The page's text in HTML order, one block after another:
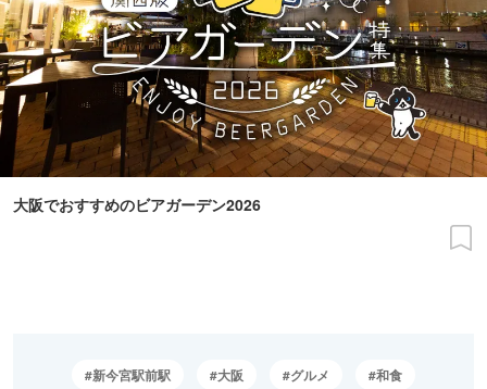
大阪でおすすめのビアガーデン2026
新今宮駅前駅 大阪 グルメ 和食